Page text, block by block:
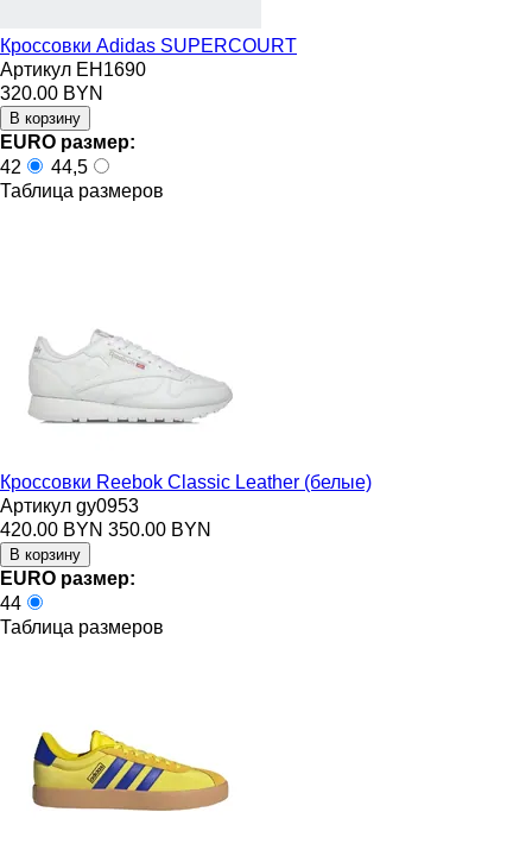
Кроссовки Adidas SUPERCOURT
Артикул EH1690
320.00 BYN
EURO размер:
42
44,5
Таблица размеров
Кроссовки Reebok Classic Leather (белые)
Артикул gy0953
420.00 BYN 350.00 BYN
EURO размер:
44
Таблица размеров